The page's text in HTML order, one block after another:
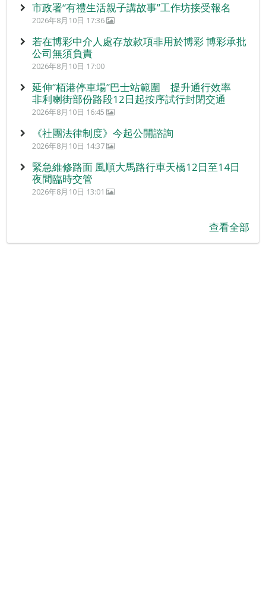
市政署“有禮生活親子講故事”工作坊接受報名
2026年8月10日 17:36
若在博彩中介人處存放款項非用於博彩 博彩承批
公司無須負責
2026年8月10日 17:00
延伸“栢港停車場”巴士站範圍 提升通行效率
非利喇街部份路段12日起按序試行封閉交通
2026年8月10日 16:45
《社團法律制度》今起公開諮詢
2026年8月10日 14:37
緊急維修路面 風順大馬路行車天橋12日至14日
夜間臨時交管
2026年8月10日 13:01
查看全部